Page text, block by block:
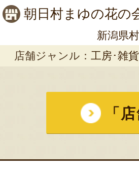
朝日村まゆの花の
新潟県
店舗ジャンル： 工房･雑
「